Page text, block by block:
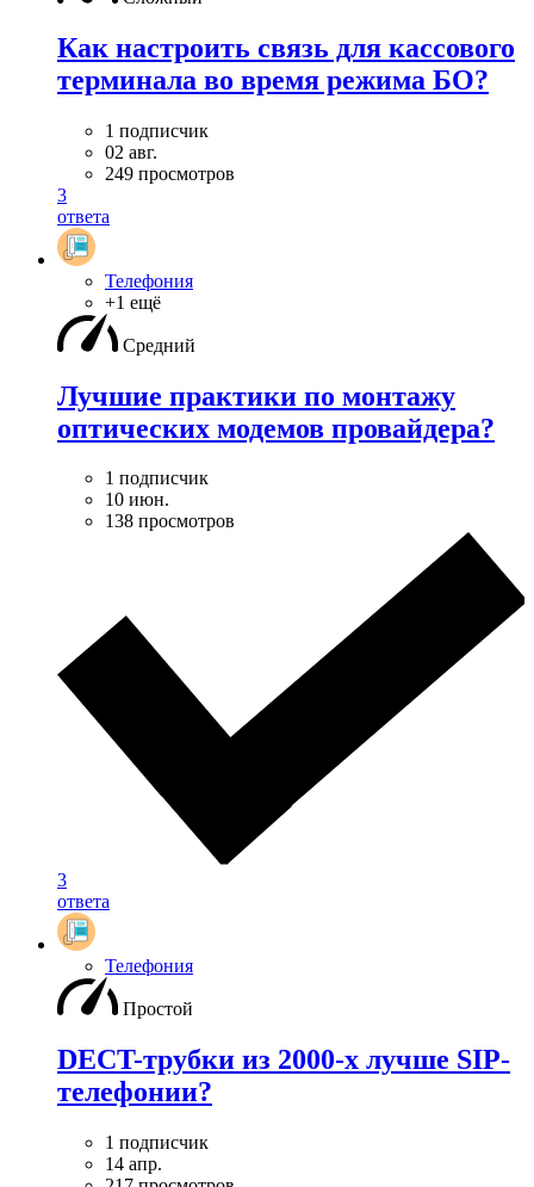
Как настроить связь для кассового
терминала во время режима БО?
1 подписчик
02 авг.
249 просмотров
3
ответа
Телефония
+1 ещё
Средний
Лучшие практики по монтажу
оптических модемов провайдера?
1 подписчик
10 июн.
138 просмотров
3
ответа
Телефония
Простой
DECT-трубки из 2000-х лучше SIP-
телефонии?
1 подписчик
14 апр.